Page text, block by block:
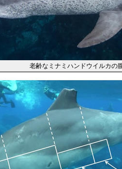
老齢なミナミハンドウイルカの